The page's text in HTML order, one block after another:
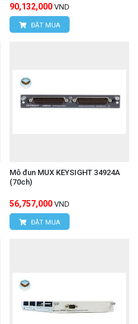
90,132,000 VND
ĐẶT MUA
Mô đun MUX KEYSIGHT 34924A
(70ch)
56,757,000 VND
ĐẶT MUA